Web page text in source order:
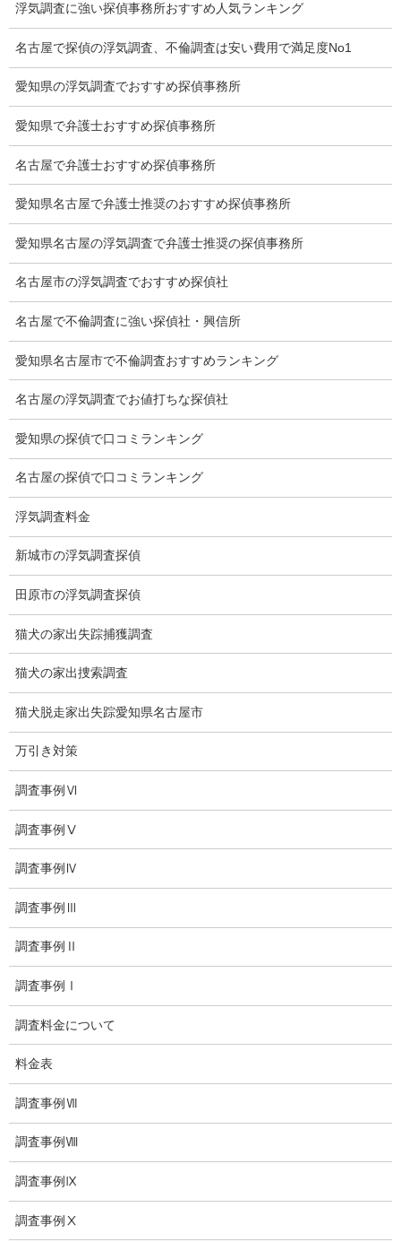
お礼の言葉
Q&A
浮気証拠は何回必要か？
浮気調査時間
調査料金のご質問
調査員の人数（浮気調査）
調査プランのご依頼の割合
慰謝料の相場
離婚手続
探偵社の要点
有責配偶者からの離婚
会社案内
損害保険調査
会社沿革
プライバシーポリシー
探偵業法
法令遵守
推奨・提携法律事務所
探偵日記
夫婦の信頼関係
お知らせ
いじめ相談
子供の虐待
児童虐待防止対策
子供のいじめ相談
いじめ相談・愛知県名古屋
子供のいじめ問題・いじめ相談、小学生、中学生、高校生
浮気調査に強い探偵事務所おすすめ人気ランキング
名古屋で探偵の浮気調査、不倫調査は安い費用で満足度No1
愛知県の浮気調査でおすすめ探偵事務所
愛知県で弁護士おすすめ探偵事務所
名古屋で弁護士おすすめ探偵事務所
愛知県名古屋で弁護士推奨のおすすめ探偵事務所
愛知県名古屋の浮気調査で弁護士推奨の探偵事務所
名古屋市の浮気調査でおすすめ探偵社
名古屋で不倫調査に強い探偵社・興信所
愛知県名古屋市で不倫調査おすすめランキング
名古屋の浮気調査でお値打ちな探偵社
愛知県の探偵で口コミランキング
名古屋の探偵で口コミランキング
浮気調査料金
新城市の浮気調査探偵
田原市の浮気調査探偵
猫犬の家出失踪捕獲調査
猫犬の家出捜索調査
猫犬脱走家出失踪愛知県名古屋市
万引き対策
調査事例Ⅵ
調査事例Ⅴ
調査事例Ⅳ
調査事例Ⅲ
調査事例Ⅱ
調査事例Ⅰ
調査料金について
料金表
調査事例Ⅶ
調査事例Ⅷ
調査事例Ⅸ
調査事例Ⅹ